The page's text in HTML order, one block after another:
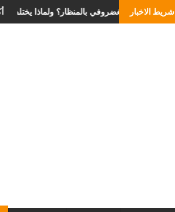
شريط الاخبار
ما الذي يحدد سعر عملية الانزلاق الغضروفي